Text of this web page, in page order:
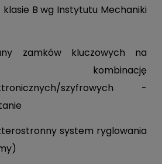
klasie B wg Instytutu Mechaniki
zamków kluczowych na
kombinację
szyfrowych -
system ryglowania